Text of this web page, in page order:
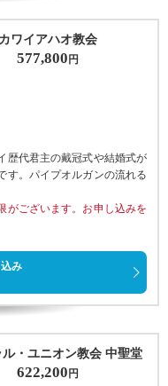
カワイアハオ教会
577,800円
歴代君主の戴冠式や結婚式が
す。パイプオルガンの流れる
がございます。お申し込みを
み
・ユニオン教会 中聖堂
622,200 円